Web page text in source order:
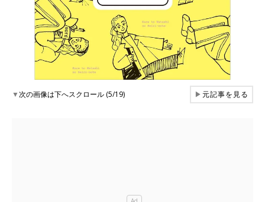
▼次の画像は下へスクロール (5/19) ▶元記事を見る